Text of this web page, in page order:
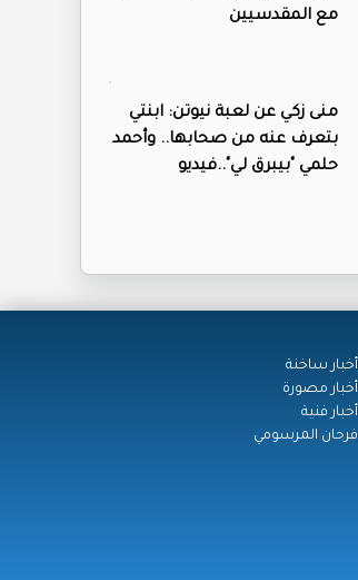
مع المقدسيين
منى زكي عن لعبة نيوتن: ابنتي
بتعرف عنه من صحابها.. وأحمد
حلمي "بيبرق لي"..فيديو
أخبار ساخنة
أخبار مصورة
أخبار فنية
فرحان المرسومي